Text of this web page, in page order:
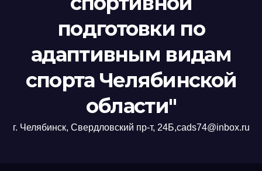
подготовки по
адаптивным видам
спорта Челябинской
области"
г. Челябинск, Свердловский пр-т, 24Б,cads74@inbox.ru